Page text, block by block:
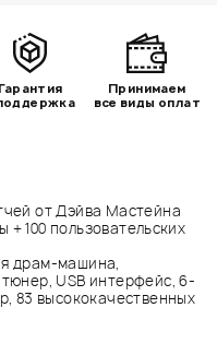
от Дэйва Мастейна
+ 100 пользовательских
драм-машина,
USB интерфейс, 6-
83 высококачественных
Гарантия
Принимаем
все виды оплат